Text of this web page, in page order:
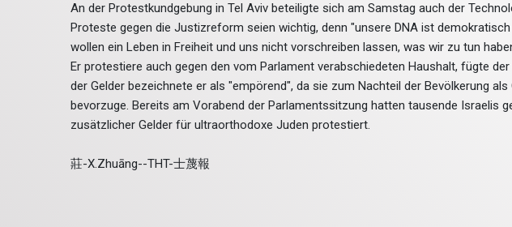
An der Protestkundgebung in Tel Aviv beteiligte sich am Samstag auch der
Proteste gegen die Justizreform seien wichtig, denn "unsere DNA ist demokratisch
wollen ein Leben in Freiheit und uns nicht vorschreiben lassen, was wir zu tun
Er protestiere auch gegen den vom Parlament verabschiedeten Haushalt, fügte
der Gelder bezeichnete er als "empörend", da sie zum Nachteil der Bevölkerung
bevorzuge. Bereits am Vorabend der Parlamentssitzung hatten tausende Israelis
zusätzlicher Gelder für ultraorthodoxe Juden protestiert.
莊-X.Zhuāng--THT-士蔑報